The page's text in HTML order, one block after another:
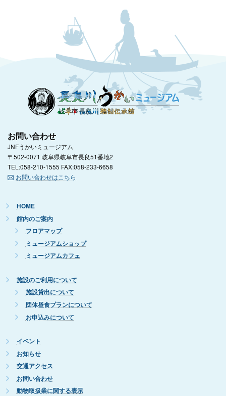
お問い合わせ
JNFうかいミュージアム
〒502-0071 岐阜県岐阜市長良51番地2
TEL:058-210-1555 FAX:058-233-6658
お問い合わせはこちら
HOME
館内のご案内
フロアマップ
ミュージアムショップ
ミュージアムカフェ
施設のご利用について
施設貸出について
団体昼食プランについて
お申込みについて
イベント
お知らせ
交通アクセス
お問い合わせ
動物取扱業に関する表示